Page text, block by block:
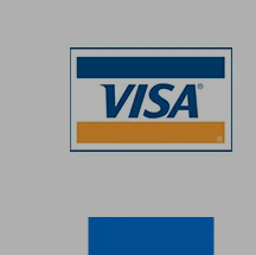
dcto. $ 153.988